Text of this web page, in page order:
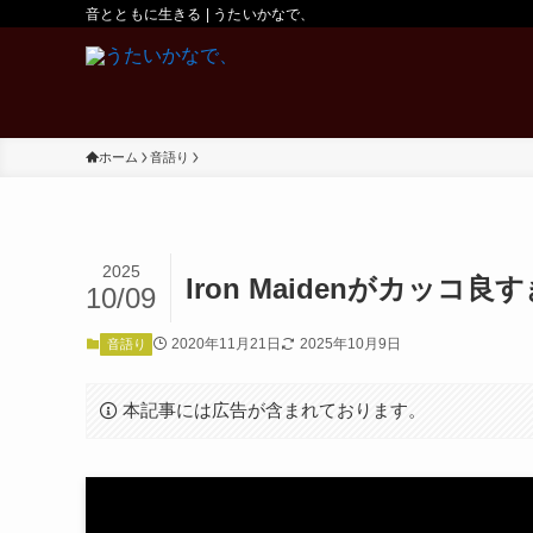
音とともに生きる | うたいかなで、
ホーム 音語り
Iron Maidenがカッコ良す
2025
10/09
音語り 2020年11月21日 2025年10月9日
本記事には広告が含まれております。